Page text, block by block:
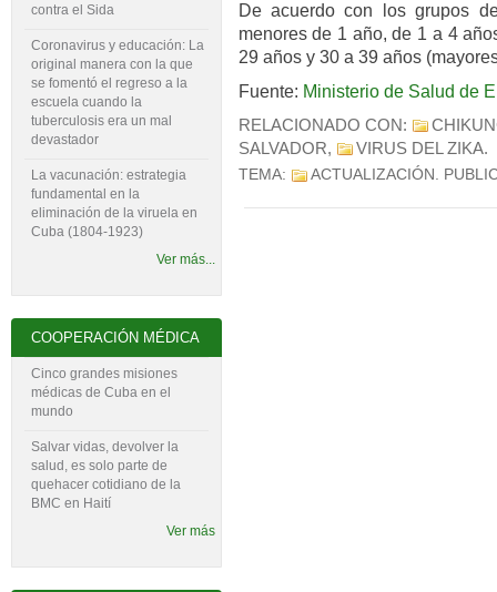
De acuerdo con los grupos
menores de 1 año, de 1 a 4
29 años y 30 a 39 años
Fuente: Ministerio de Salud de
RELACIONADO CON:
SALVADOR, VIRUS DEL ZIKA.
TEMA: ACTUALIZACIÓN .
contra el Sida
Coronavirus y educación: La
original manera con la que
se fomentó el regreso a la
escuela cuando la
tuberculosis era un mal
devastador
La vacunación: estrategia
fundamental en la
eliminación de la viruela en
Cuba (1804-‍1923)
Ver más...
COOPERACIÓN MÉDICA
Cinco grandes misiones
médicas de Cuba en el
mundo
Salvar vidas, devolver la
salud, es solo parte de
quehacer cotidiano de la
BMC en Haití
Ver más